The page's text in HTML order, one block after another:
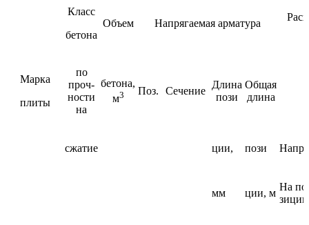
Класс
бетона
Объем Hапрягаемая арматура
Марка
плиты
по
проч-
ности
на
бетона,
м3 Поз. Сечение
Длина
пози
Общая
длина
сжатие ции, пози
мм ции, м
Hа по